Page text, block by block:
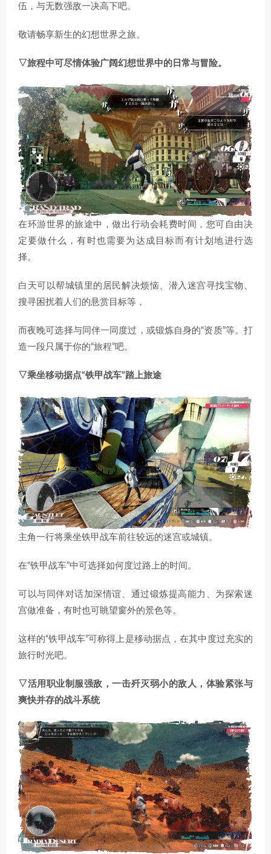
伍，与无数强敌一决高下吧。
敬请畅享新生的幻想世界之旅。
▽旅程中可尽情体验广阔幻想世界中的日常与冒险。
在环游世界的旅途中，做出行动会耗费时间，您可自由决
定要做什么，有时也需要为达成目标而有计划地进行选
择。
白天可以帮城镇里的居民解决烦恼、潜入迷宫寻找宝物、
搜寻困扰着人们的悬赏目标等，
而夜晚可选择与同伴一同度过，或锻炼自身的“资质”等。打
造一段只属于你的“旅程”吧。
▽乘坐移动据点“铁甲战车”踏上旅途
主角一行将乘坐铁甲战车前往较远的迷宫或城镇。
在“铁甲战车”中可选择如何度过路上的时间。
可以与同伴对话加深情谊、通过锻炼提高能力、为探索迷
宫做准备，有时也可眺望窗外的景色等。
这样的“铁甲战车”可称得上是移动据点，在其中度过充实的
旅行时光吧。
▽活用职业制服强敌，一击歼灭弱小的敌人，体验紧张与
爽快并存的战斗系统